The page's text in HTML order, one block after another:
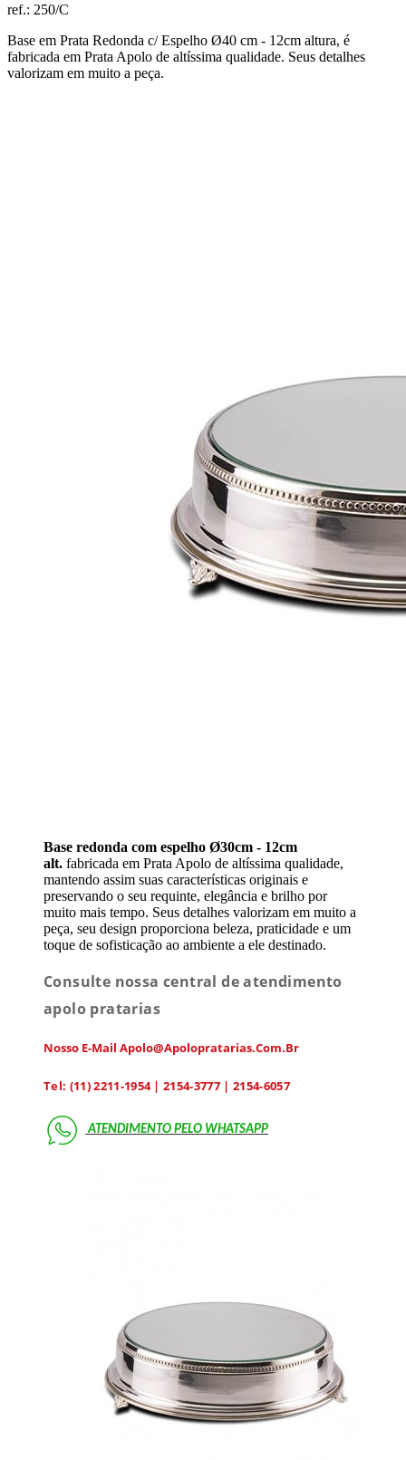
ref.: 250/C
Base em Prata Redonda c/ Espelho Ø40 cm - 12cm altura, é
fabricada em Prata Apolo de altíssima qualidade. Seus detalhes
valorizam em muito a peça.
Base redonda com espelho Ø30cm - 12cm
alt. fabricada em Prata Apolo de altíssima qualidade,
mantendo assim suas características originais e
preservando o seu requinte, elegância e brilho por
muito mais tempo. Seus detalhes valorizam em muito a
peça, seu design proporciona beleza, praticidade e um
toque de sofisticação ao ambiente a ele destinado.
Consulte nossa central de atendimento
apolo pratarias
Nosso E-Mail Apolo@apolopratarias.com.br
Tel: (11) 2211-1954 | 2154-3777 | 2154-6057
ATENDIMENTO PELO WHATSAPP